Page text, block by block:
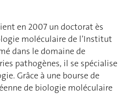
en 2007 un doctorat ès
moléculaire de l’Institut
dans le domaine de
pathogènes, il se spécialise
Grâce à une bourse de
de biologie moléculaire